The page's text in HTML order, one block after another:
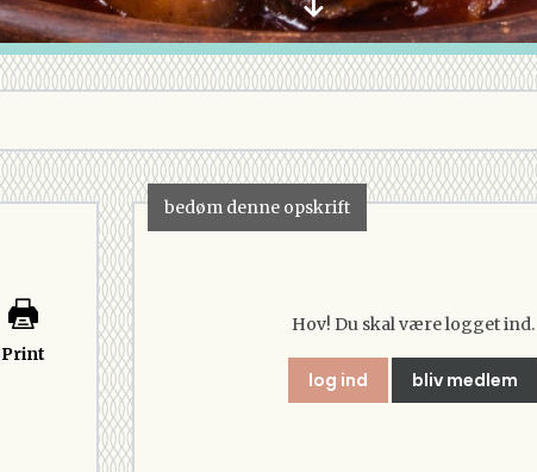
Print
bedøm denne opskrift
Hov! Du skal være logget ind.
log ind bliv medlem